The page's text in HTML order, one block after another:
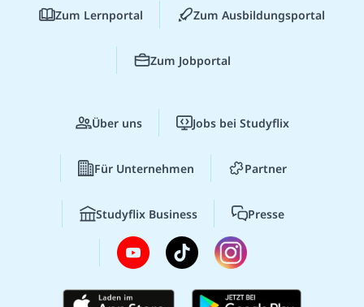
Zum Lernportal Zum Ausbildungsportal
Zum Jobportal
Über uns Jobs bei Studyflix
Für Unternehmen Partner
Studyflix Business Presse